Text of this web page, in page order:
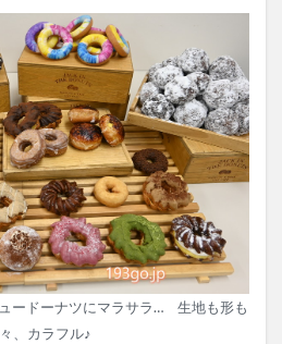
ードーナツにマラサラ… 生地も形も
、カラフル♪